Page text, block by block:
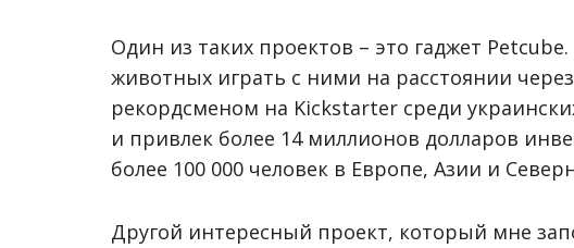
Один из таких проектов – это гаджет
животных играть с ними на расстоянии
рекордсменом на Kickstarter среди
и привлек более 14 миллионов долларов
более 100 000 человек в Европе, Азии и
Другой интересный проект, который мне